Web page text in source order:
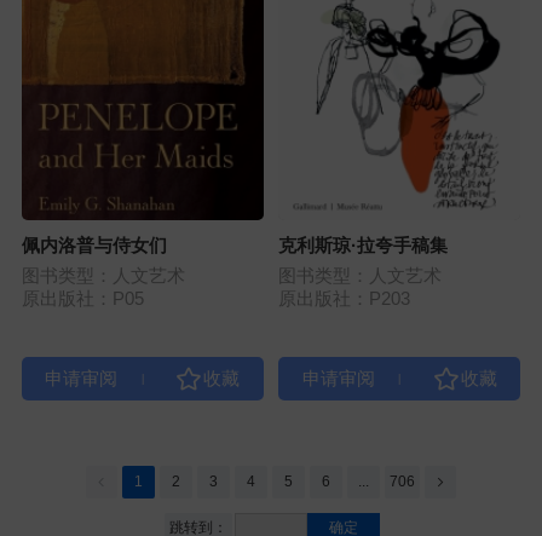
佩内洛普与侍女们
图书类型：人文艺术
原出版社：P05
克利斯琼·拉夸手稿集
图书类型：人文艺术
原出版社：P203
1 2 3 4 5 6 ... 706
跳转到： 确定